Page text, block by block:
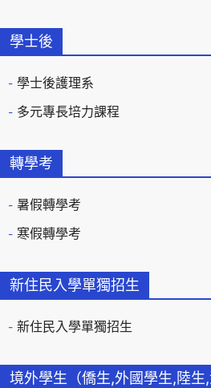
學士後
學士後護理系
多元專長培力課程
轉學考
暑假轉學考
寒假轉學考
新住民入學單獨招生
新住民入學單獨招生
境外學生（僑生,外國學生,陸生,